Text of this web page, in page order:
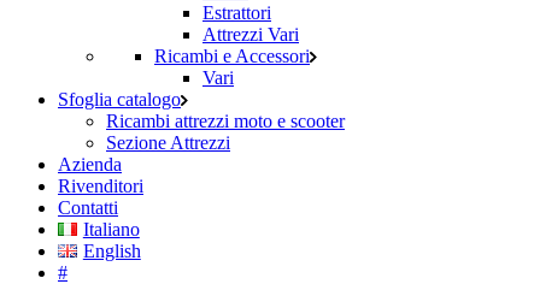
Estrattori
Attrezzi Vari
Ricambi e Accessori
Vari
Sfoglia catalogo
Ricambi attrezzi moto e scooter
Sezione Attrezzi
Azienda
Rivenditori
Contatti
Italiano
English
#